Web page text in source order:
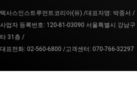
텍사스인스트루먼트코리아(유) /대표자명: 박중서 /
사업자 등록번호: 120-81-03090 서울특별시 강남
타 31층 /
대표전화: 02-560-6800 /고객센터: 070-766-32297